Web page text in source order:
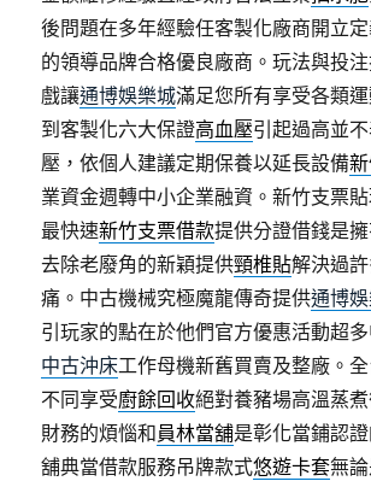
後問題在多年經驗任客製化廠商開立
的領導品牌合格優良廠商。玩法與投
戲讓通博娛樂城滿足您所有享受各類
到客製化六大保證高血壓引起過高並
壓，依個人建議定期保養以延長設備
業資金週轉中小企業融資。新竹支票
最快速新竹支票借款提供分證借錢是
去除老廢角的新穎提供頸椎貼解決過
痛。中古機械究極魔龍傳奇提供通博
引玩家的點在於他們官方優惠活動超
中古沖床工作母機新舊買賣及整廠。
不同享受廚餘回收絕對養豬場高溫蒸
財務的煩惱和員林當舖是彰化當鋪認
舖典當借款服務吊牌款式悠遊卡套無